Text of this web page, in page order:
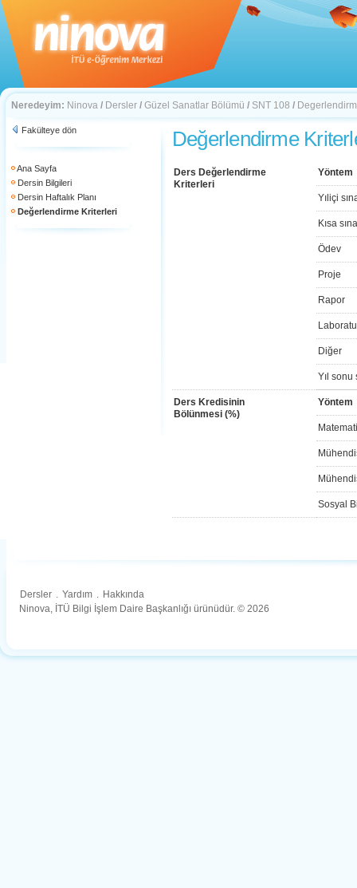
Neredeyim: Ninova / Dersler / Güzel Sanatlar Bölümü / SNT 108 /
Fakülteye dön
Ana Sayfa
Dersin Bilgileri
Dersin Haftalık Planı
Değerlendirme Kriterleri
Değerlendirme
Ders Değerlendirme
Kriterleri
Yöntem
Yıliçi
Kısa
Ödev
Proje
Rapor
Diğer
Yıl sonu
Ders Kredisinin
Bölünmesi (%)
Yöntem
Sosyal
Dersler . Yardım . Hakkında
Ninova, İTÜ Bilgi İşlem Daire Başkanlığı ürünüdür. © 2026